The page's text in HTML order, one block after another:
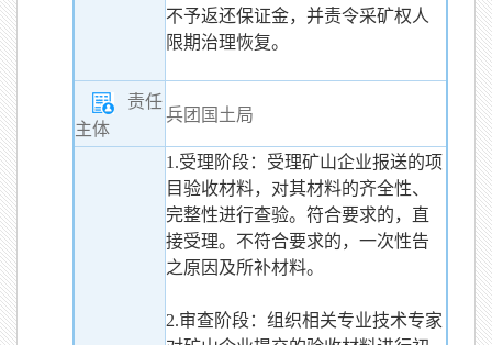
不予返还保证金，并责令采矿权人
限期治理恢复。
责任
主体
兵团国土局
1.受理阶段：受理矿山企业报送的项
目验收材料，对其材料的齐全性、
完整性进行查验。符合要求的，直
接受理。不符合要求的，一次性告
之原因及所补材料。
2.审查阶段：组织相关专业技术专家